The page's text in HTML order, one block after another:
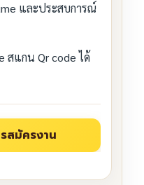
และประสบการณ์
สแกน Qr code ได้